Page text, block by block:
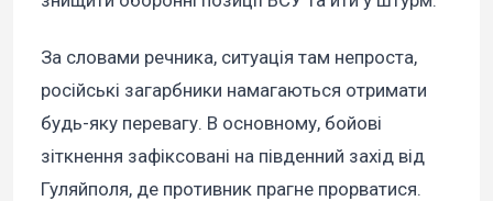
За словами речника, ситуація там непроста,
російські загарбники намагаються отримати
будь-яку перевагу. В основному, бойові
зіткнення зафіксовані на південний захід від
Гуляйполя, де противник прагне прорватися.